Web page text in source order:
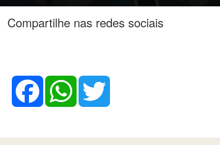
Compartilhe nas redes sociais
Facebook WhatsApp